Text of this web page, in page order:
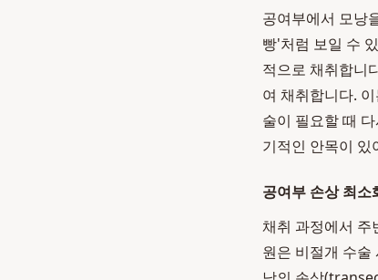
공여부에서 모낭
빵'처럼 보일 수
적으로 채취합니
여 채취합니다.
술이 필요할 때
기적인 안목이 있
공여부 손상 최소
채취 과정에서 주
원은 비절개 수술